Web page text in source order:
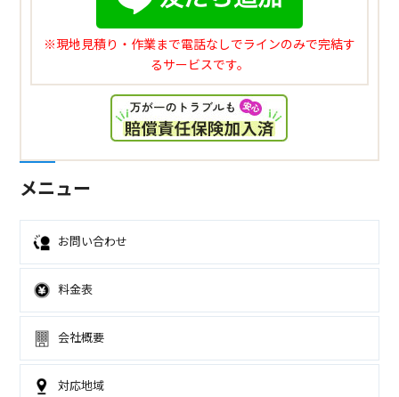
※現地見積り・作業まで電話なしでラインのみで完結す
るサービスです。
メニュー
お問い合わせ
料金表
会社概要
対応地域